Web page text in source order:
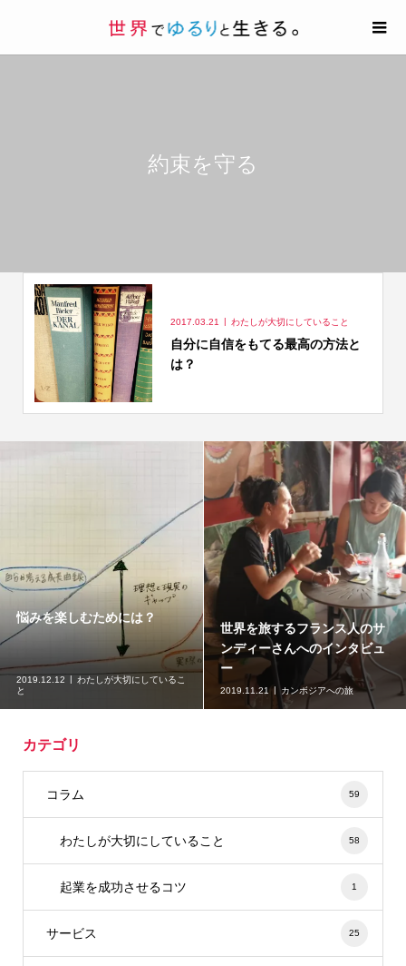
約束を守る
2017.03.21 わたしが大切にしていること
自分に自信をもてる最高の方法と
は？
悩みを楽しむためには？
2019.12.12
わたしが大切にしているこ
と
世界を旅するフランス人のサ
ンディーさんへのインタビュ
ー
2019.11.21 カンボジアへの旅
カテゴリ
コラム 59
わたしが大切にしていること 58
起業を成功させるコツ 1
サービス 25